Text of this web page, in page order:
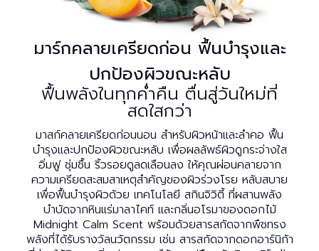
มาร์กคลายเครียดก่อน ฟื้นบำรุงและ
ปกป้องผิวขณะหลับ
ฟื้นพลังในทุกค่ำคืน ตื่นสู่วันใหม่ที่
สดใสกว่า
มาสก์คลายเครียดก่อนนอน สำหรับผิวหน้าและลำคอ ฟื้น
บำรุงและปกป้องผิวขณะหลับ เพื่อผลลัพธ์ผิวดูกระจ่างใส
อิ่มฟู ชุ่มชื้น ริ้วรอยดูลดเลือนลง ให้คุณผ่อนคลายจาก
ความเครียดสะสมสาเหตุสำคัญของผิวร่วงโรย หลับสบาย
เพื่อฟื้นบำรุงผิวด้วย เทคโนโลยี สกินจิวิตี้ ที่ผสานพลัง
บำบัดจากหินแร่มาลาไคท์ และกลิ่นอโรมาของดอกไม้
Midnight Calm Scent พร้อมด้วยสารสกัดจากพืชทรง
พลังที่ได้รับรางวัลนวัตกรรม เช่น สารสกัดจากดอกอาร์นิก้า